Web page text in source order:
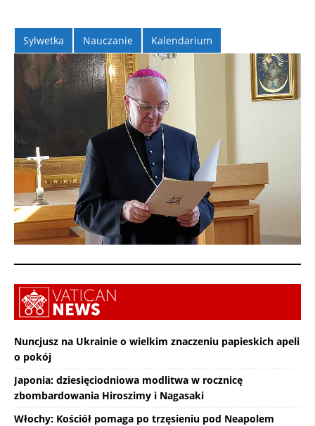
Sylwetka Nauczanie Kalendarium
Nuncjusz na Ukrainie o wielkim znaczeniu papieskich apeli
o pokój
Japonia: dziesięciodniowa modlitwa w rocznicę
zbombardowania Hiroszimy i Nagasaki
Włochy: Kościół pomaga po trzęsieniu pod Neapolem